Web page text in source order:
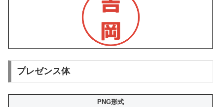
プレゼンス体
PNG形式